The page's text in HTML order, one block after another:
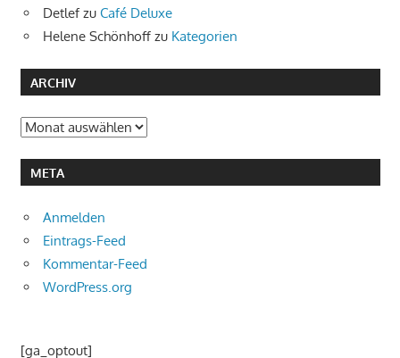
Detlefzu Café Deluxe
Helene Schönhoff zu Kategorien
ARCHIV
Archiv
META
Anmelden
Eintrags-Feed
Kommentar-Feed
WordPress.org
[ga_optout]